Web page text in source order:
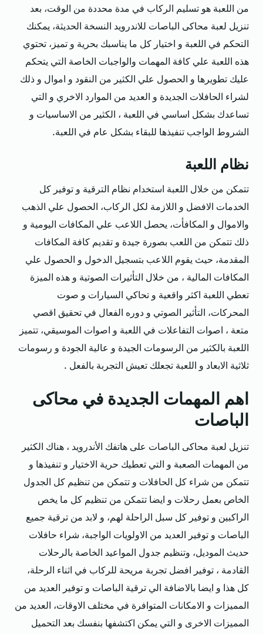
من اللعبة هو تسليم الركاب في مدة محددة من الوقت، بعد
تنزيل لعبة محاكى الباصات للاندرويد النسخة الحديثة، يمكنك
التحكم في اللعبة و اختيار كل ما يناسبك بحرية و تميز، تحتوي
هذه اللعبة علي كافة المهمات والواجبات الخاصة التي يتحكم
عليك تطويرها و الحصول علي الكثير من النقود و اموال و ذلك
لشراء الحافلات الجديدة و العديد من الموارد الاخري و التي
تساعدك بشكل اساسي في اللعبة ، الكثير من الاساسيات و
الشروط الواجب تنفيذها للبقاء بشكل عام في اللعبة.
نظام اللعبة
تتمكن من خلال اللعبة استخدام نظام الترقية و توفير كل
الخدمات الافضل و اللازمة لكل الركاب، الحصول علي الذهب
والاموال و المكافأت، يحصل اللاعب علي المكافات اليومية و
ذلك تتمكن من اللعب بصورة جيدة و تقديم كافة المكافات
المقدمة، حيث يقوم اللاعب بتسجيل الدخول و الحصول علي
المكافات المالية ، من خلال التأثيرات الصوتية و هذه الميزة
تعطي اللعبة اكثر واقعية و تحاكي السيارات و صوت
المحركات، التأثير الصوتي و دوره الفعال في تحقيق اقصي
متعة ، اصوات التفاعلات في اللعبة و اصوات الموسيقي، تتميز
اللعبة بالكثير من الرسومات الجيدة و عالية الجودة و رسومات
ثلاثية الابعاد و اللعبة تجعلك تعيش التجربة بالفعل .
اهم المهمات الجديدة في محاكى
الباصات
تنزيل لعبة محاكى الباصات على هاتفك الأندرويد ، هناك الكثير
من المهمات الصعبة و التي تعطيك حرية الاختيار و تنفيذها و
تتمكن من شراء كل الحافلات و تتمكن من تنظيم كل الجدول
الخاص بعمل رحلات و ايضا تتمكن من تنظيم كل ما يخص
الراكبين و توفير كل سبل الراحلة لهم، و لابد من ترقية جميع
الباصات و توفير العديد من الاولويات الواجبة، شراء حافلات
حديث الموديل، وتنظيم جدول المواعيد الخاصة بالرحلات
القادمة ، توفير افضل تجربة مريحة للركاب في اثناء الرحلة،
كل هذا و ايضا بالاضافة الي ترقية الباصات و توفير العديد من
المميزات و الامكانات المتوافرة في مختلف الاوقات، العديد من
المميزات الاخرى و التي يمكن اكتشفها بنفسك بعد التحميل